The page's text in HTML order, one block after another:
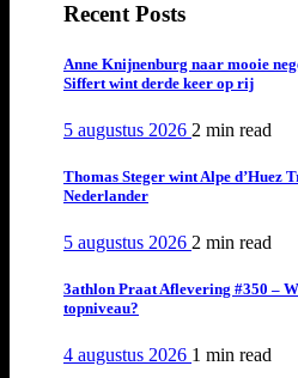
Recent Posts
Anne Knijnenburg naar mooie
Siffert wint derde keer op rij
5 augustus 2026 2 min read
Thomas Steger wint Alpe d’Huez
Nederlander
5 augustus 2026 2 min read
3athlon Praat Aflevering #350 –
topniveau?
4 augustus 2026 1 min read